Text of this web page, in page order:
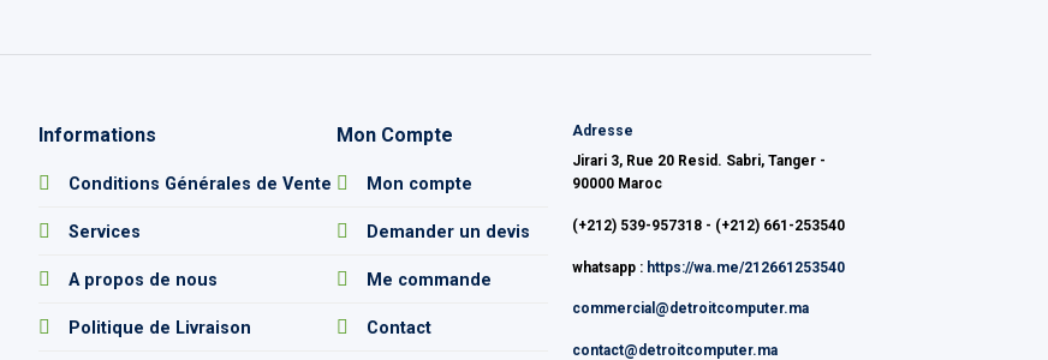
Informations
Conditions Générales de Vente
Services
A propos de nous
Politique de Livraison
Mon Compte
Mon compte
Demander un devis
Me commande
Contact
Adresse
Jirari 3, Rue 20 Resid. Sabri, Tanger -
90000 Maroc
(+212) 539-957318 - (+212) 661-253540
whatsapp : https://wa.me/212661253540
commercial@detroitcomputer.ma
contact@detroitcomputer.ma